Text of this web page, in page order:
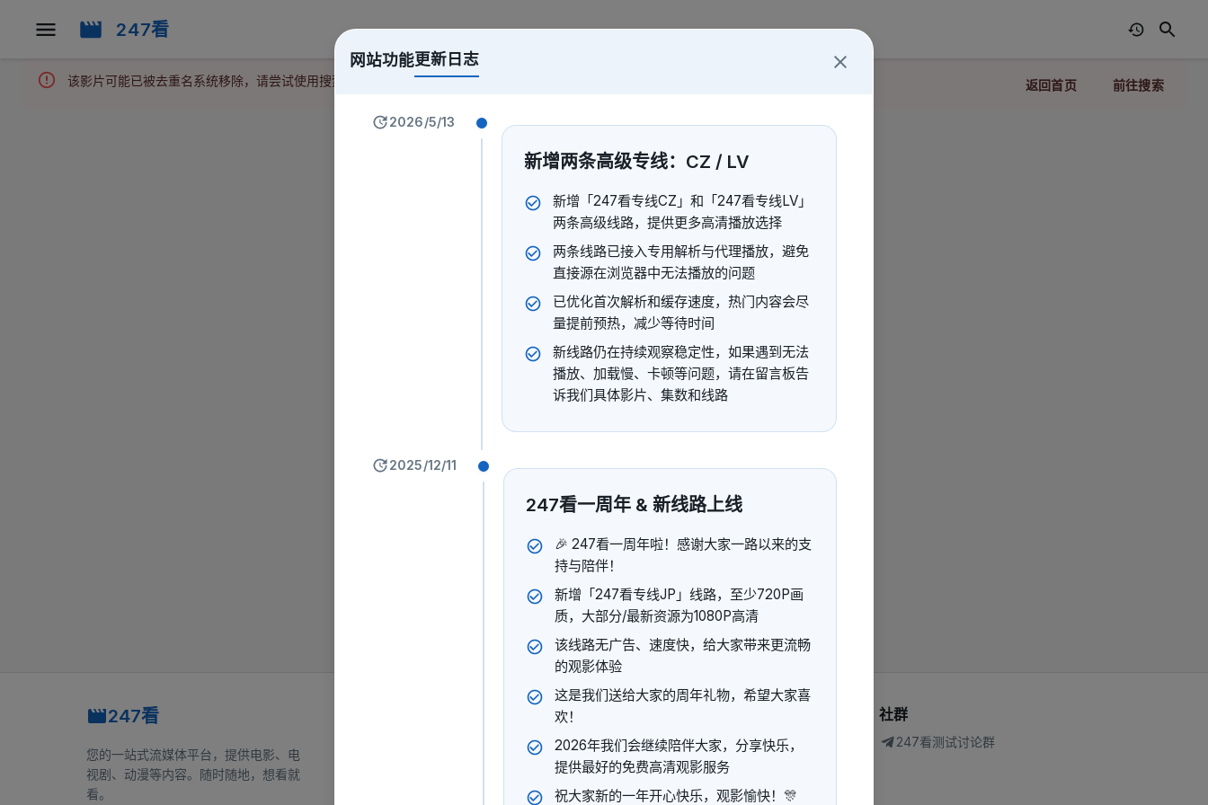
247看
该影片可能已被去重名系统移除，请尝试使用搜索功能或返回上一页。 返回首页 前往搜索
247看
您的一站式流媒体平台，提供电影、电
视剧、动漫等内容。随时随地，想看就
看。
隐私政策
服务条款
社群
247看测试讨论群
网站功能更新日志
2026/5/13
新增两条高级专线：CZ / LV
新增「247看专线CZ」和「247看专线LV」
两条高级线路，提供更多高清播放选择
两条线路已接入专用解析与代理播放，避免
直接源在浏览器中无法播放的问题
已优化首次解析和缓存速度，热门内容会尽
量提前预热，减少等待时间
新线路仍在持续观察稳定性，如果遇到无法
播放、加载慢、卡顿等问题，请在留言板告
诉我们具体影片、集数和线路
2025/12/11
247看一周年 & 新线路上线
🎉 247看一周年啦！感谢大家一路以来的支
持与陪伴！
新增「247看专线JP」线路，至少720P画
质，大部分/最新资源为1080P高清
该线路无广告、速度快，给大家带来更流畅
的观影体验
这是我们送给大家的周年礼物，希望大家喜
欢！
2026年我们会继续陪伴大家，分享快乐，
提供最好的免费高清观影服务
祝大家新的一年开心快乐，观影愉快！🎊